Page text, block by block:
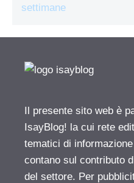
settimane
Il presente sito web è
IsayBlog! la cui rete
tematici di
contano sul contributo
del settore. Per